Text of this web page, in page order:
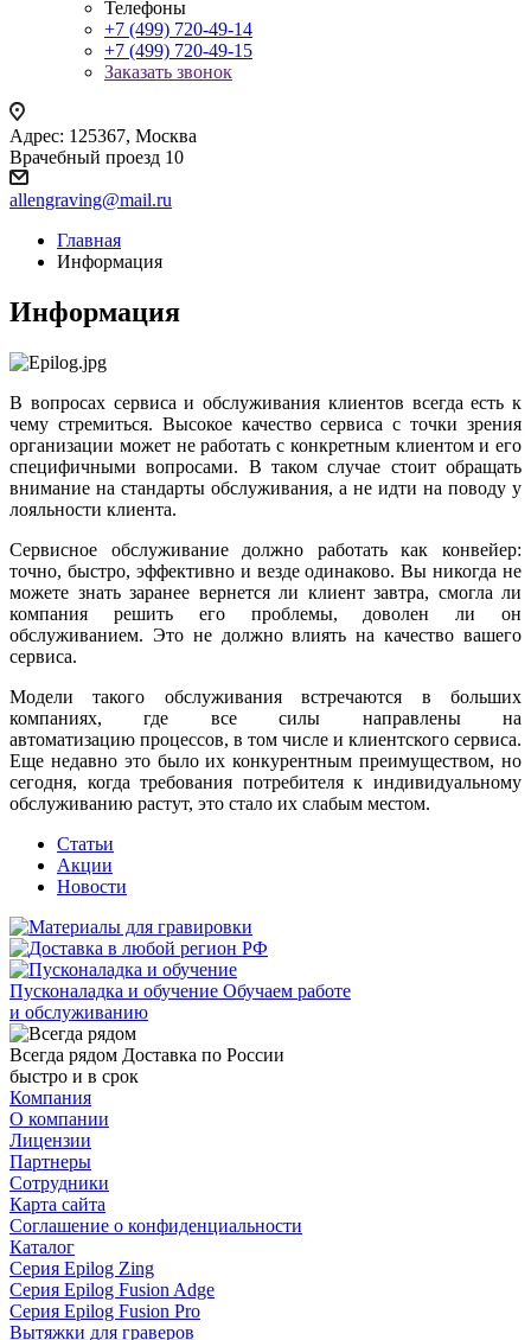
Телефоны
+7 (499) 720-49-14
+7 (499) 720-49-15
Заказать звонок
Адрес: 125367, Москва
Врачебный проезд 10
allengraving@mail.ru
Главная
Информация
Информация
В вопросах сервиса и обслуживания клиентов всегда есть к
чему стремиться. Высокое качество сервиса с точки зрения
организации может не работать с конкретным клиентом и его
специфичными вопросами. В таком случае стоит обращать
внимание на стандарты обслуживания, а не идти на поводу у
лояльности клиента.
Сервисное обслуживание должно работать как конвейер:
точно, быстро, эффективно и везде одинаково. Вы никогда не
можете знать заранее вернется ли клиент завтра, смогла ли
компания решить его проблемы, доволен ли он
обслуживанием. Это не должно влиять на качество вашего
сервиса.
Модели такого обслуживания встречаются в больших
компаниях, где все силы направлены на
автоматизацию процессов, в том числе и клиентского сервиса.
Еще недавно это было их конкурентным преимуществом, но
сегодня, когда требования потребителя к индивидуальному
обслуживанию растут, это стало их слабым местом.
Статьи
Акции
Новости
Пусконаладка и обучение Обучаем работе
и обслуживанию
Всегда рядом Доставка по России
быстро и в срок
Компания
О компании
Лицензии
Партнеры
Сотрудники
Карта сайта
Соглашение о конфиденциальности
Каталог
Серия Epilog Zing
Серия Epilog Fusion Adge
Серия Epilog Fusion Pro
Вытяжки для граверов